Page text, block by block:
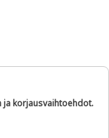
ja korjausvaihtoehdot.